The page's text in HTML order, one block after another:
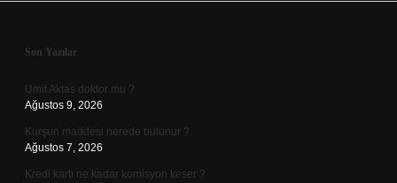
Sidebar
Son Yazılar
Umit Aktas doktor mu ?
Ağustos 9, 2026
Kurşun maddesi nerede bulunur ?
Ağustos 7, 2026
Kredi kartı ne kadar komisyon keser ?